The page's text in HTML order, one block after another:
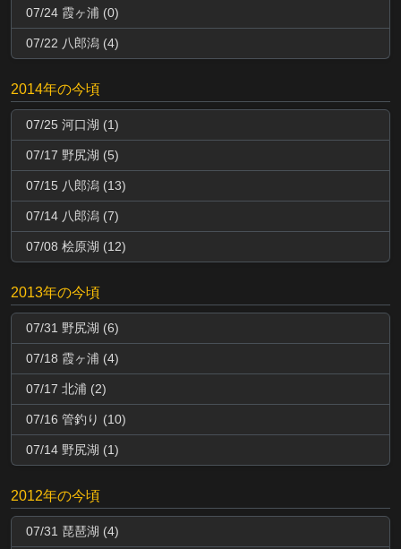
07/24 霞ヶ浦 (0)
07/22 八郎潟 (4)
2014年の今頃
07/25 河口湖 (1)
07/17 野尻湖 (5)
07/15 八郎潟 (13)
07/14 八郎潟 (7)
07/08 桧原湖 (12)
2013年の今頃
07/31 野尻湖 (6)
07/18 霞ヶ浦 (4)
07/17 北浦 (2)
07/16 管釣り (10)
07/14 野尻湖 (1)
2012年の今頃
07/31 琵琶湖 (4)